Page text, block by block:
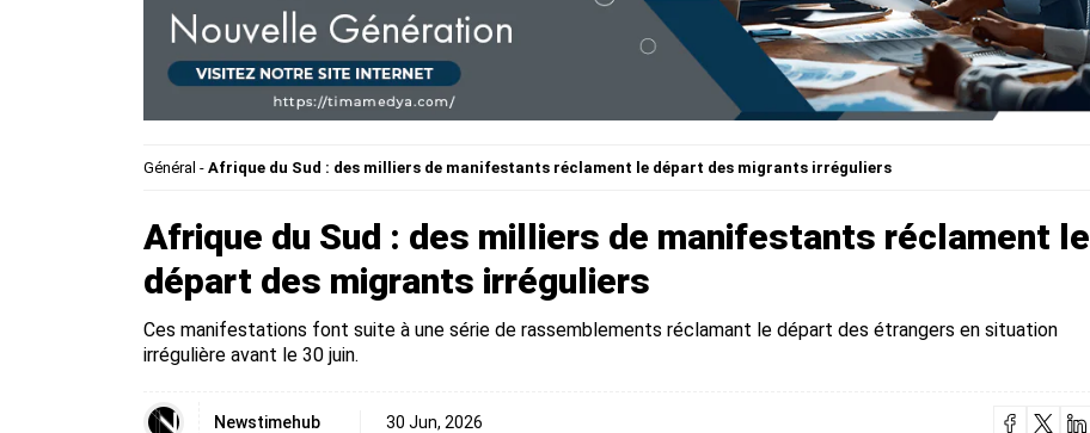
Général - Afrique du Sud : des milliers de manifestants réclament le départ des migrants irréguliers
Afrique du Sud : des milliers de manifestants réclament le
départ des migrants irréguliers
Ces manifestations font suite à une série de rassemblements réclamant le départ des étrangers en situation
irrégulière avant le 30 juin.
Newstimehub 30 Jun, 2026